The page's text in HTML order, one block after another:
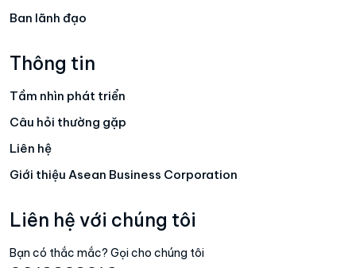
Ban lãnh đạo
Thông tin
Tầm nhìn phát triển
Câu hỏi thường gặp
Liên hệ
Giới thiệu Asean Business Corporation
Liên hệ với chúng tôi
Bạn có thắc mắc? Gọi cho chúng tôi